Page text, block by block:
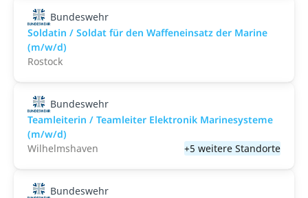
Bundeswehr
Soldatin / Soldat für den Waffen­einsatz der Marine
(m/w/d)
Rostock
Bundeswehr
Teamleiterin / Teamleiter Elektronik Marinesysteme
(m/w/d)
Wilhelmshaven
+5 weitere Standorte
Bundeswehr